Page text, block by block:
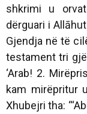
shkrimi u
dërguari i
Gjendja në të
testament tri
‘Arab! 2.
kam mirëpritur
Xhubejri tha: